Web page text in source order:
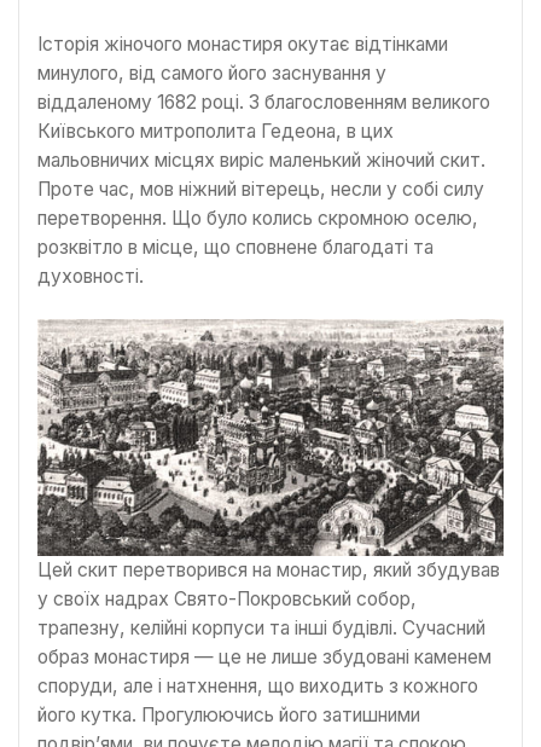
Історія жіночого монастиря окутає відтінками
минулого, від самого його заснування у
віддаленому 1682 році. З благословенням великого
Київського митрополита Гедеона, в цих
мальовничих місцях виріс маленький жіночий скит.
Проте час, мов ніжний вітерець, несли у собі силу
перетворення. Що було колись скромною оселю,
розквітло в місце, що сповнене благодаті та
духовності.
Цей скит перетворився на монастир, який збудував
у своїх надрах Свято-Покровський собор,
трапезну, келійні корпуси та інші будівлі. Сучасний
образ монастиря — це не лише збудовані каменем
споруди, але і натхнення, що виходить з кожного
його кутка. Прогулюючись його затишними